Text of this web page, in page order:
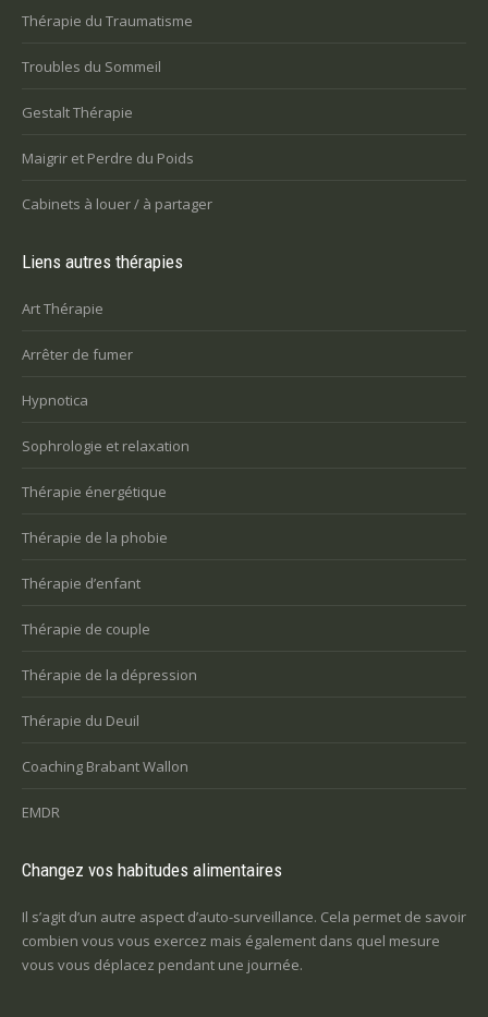
Thérapie du Traumatisme
Troubles du Sommeil
Gestalt Thérapie
Maigrir et Perdre du Poids
Cabinets à louer / à partager
Liens autres thérapies
Art Thérapie
Arrêter de fumer
Hypnotica
Sophrologie et relaxation
Thérapie énergétique
Thérapie de la phobie
Thérapie d’enfant
Thérapie de couple
Thérapie de la dépression
Thérapie du Deuil
Coaching Brabant Wallon
EMDR
Changez vos habitudes alimentaires
Il s’agit d’un autre aspect d’auto-surveillance. Cela permet de savoir
combien vous vous exercez mais également dans quel mesure
vous vous déplacez pendant une journée.